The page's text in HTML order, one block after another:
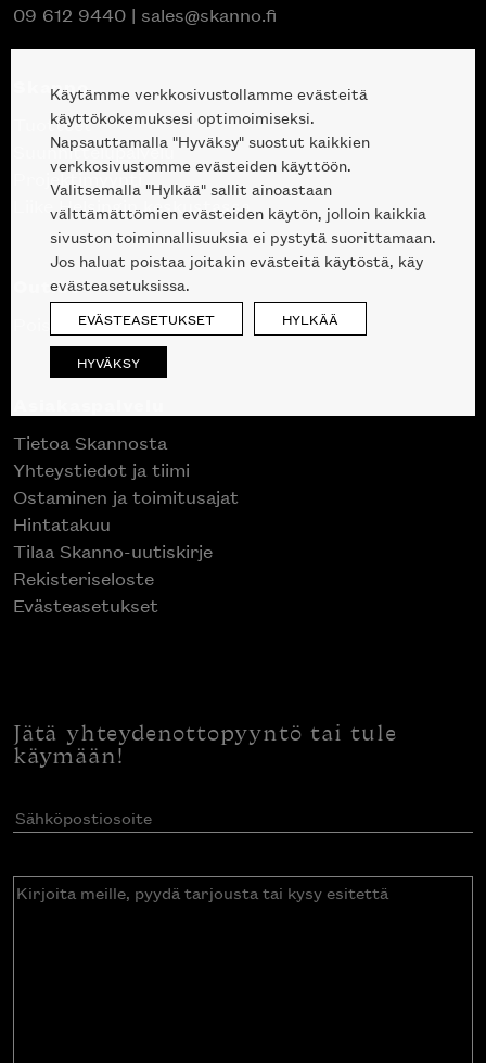
09 612 9440 | sales@skanno.fi
Skanno
Tuotteet
Suunnittelupalvelu
Projektimyynti
Liike Helsingin keskustassa
Outlet
Poistuvat mallikappaleet
Tietoa Skannosta
Yhteystiedot ja tiimi
Ostaminen ja toimitusajat
Hintatakuu
Tilaa Skanno-uutiskirje
Rekisteriseloste
Evästeasetukset
Jätä yhteydenottopyyntö tai tule
käymään!
Sähköpostiosoite(Pakollinen)
Kirjoita
Käytämme verkkosivustollamme evästeitä
käyttökokemuksesi optimoimiseksi.
Napsauttamalla "Hyväksy" suostut kaikkien
verkkosivustomme evästeiden käyttöön.
Valitsemalla "Hylkää" sallit ainoastaan
välttämättömien evästeiden käytön, jolloin kaikkia
sivuston toiminnallisuuksia ei pystytä suorittamaan.
Jos haluat poistaa joitakin evästeitä käytöstä, käy
evästeasetuksissa.
EVÄSTEASETUKSET HYLKÄÄ
HYVÄKSY